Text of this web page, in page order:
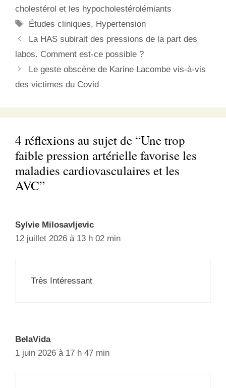
cholestérol et les hypocholestérolémiants
Étiquettes
Études cliniques, Hypertension
La HAS subirait des pressions de la part des
labos. Comment est-ce possible ?
Le geste obscène de Karine Lacombe vis-à-vis
des victimes du Covid
4 réflexions au sujet de “Une trop
faible pression artérielle favorise les
maladies cardiovasculaires et les
AVC”
Sylvie Milosavljevic
12 juillet 2026 à 13 h 02 min
Très Intéressant
BelaVida
1 juin 2026 à 17 h 47 min